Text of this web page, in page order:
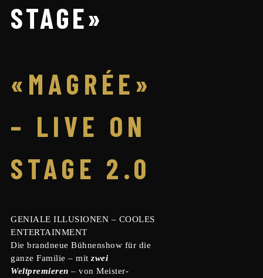
STAGE»
«MAGRÉE»
– LIVE ON
STAGE 2.0
GENIALE ILLUSIONEN – COOLES
ENTERTAINMENT
Die brandneue Bühnenshow für die
ganze Familie – mit zwei
Weltpremieren – von Meister-